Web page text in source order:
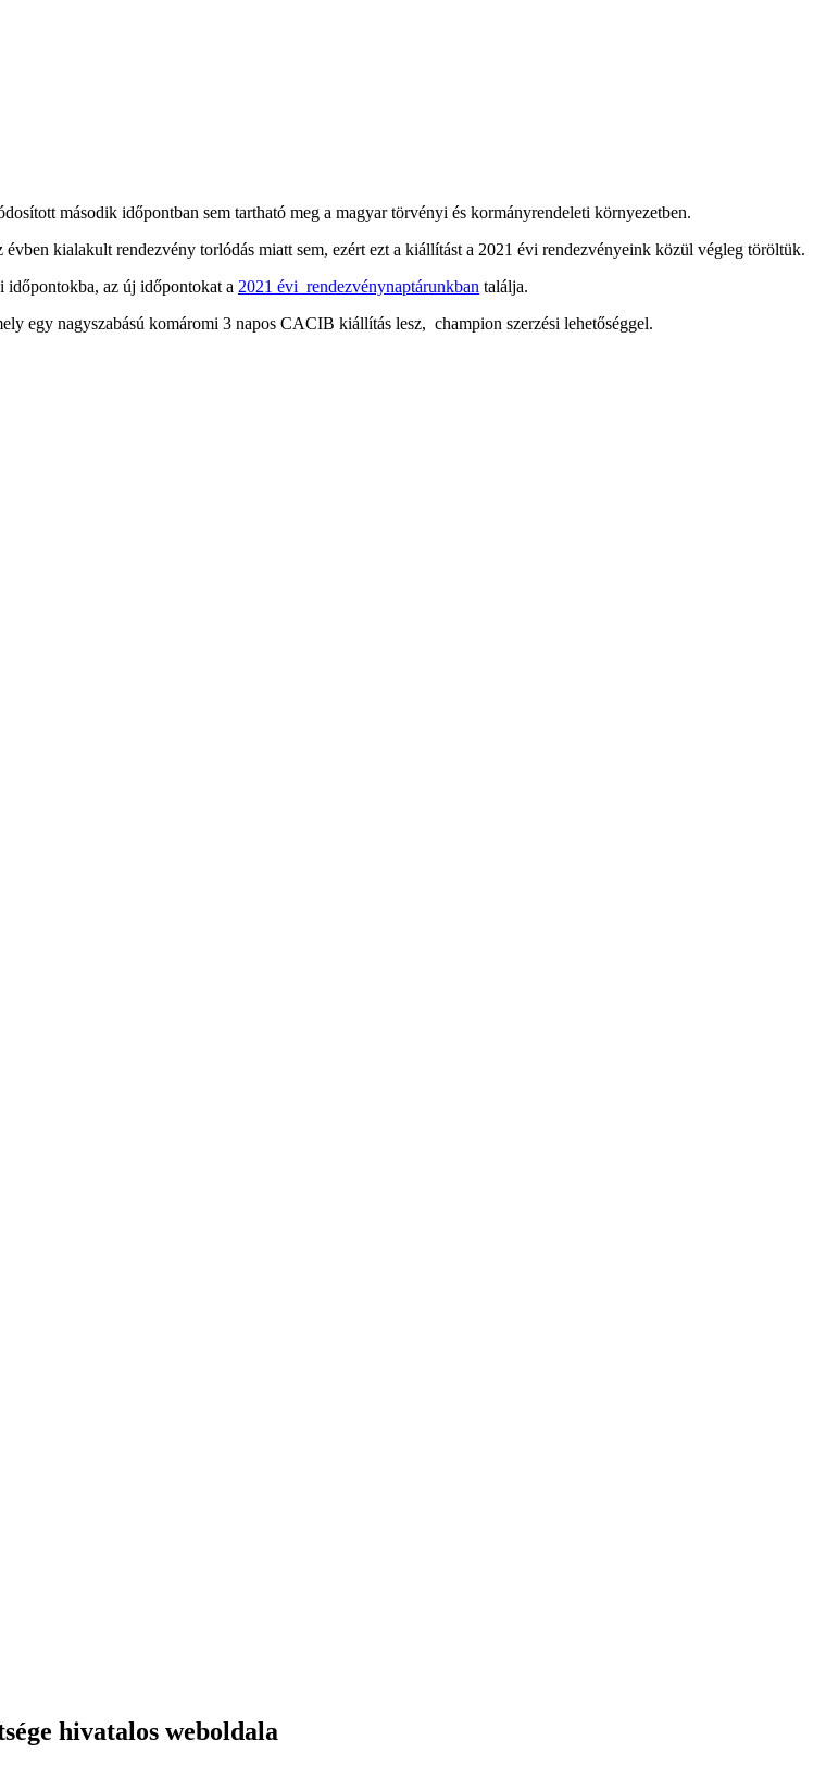
második időpontban sem tartható meg a magyar törvényi és kormányrendeleti környezetben.
kialakult rendezvény torlódás miatt sem, ezért ezt a kiállítást a 2021 évi rendezvényeink közül végleg töröltük.
időpontokba, az új időpontokat a 2021 évi rendezvénynaptárunkban találja.
egy nagyszabású komáromi 3 napos CACIB kiállítás lesz, champion szerzési lehetőséggel.
hivatalos weboldala